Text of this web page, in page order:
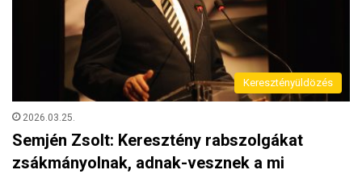
Keresztényüldözés
2026.03.25.
Semjén Zsolt: Keresztény rabszolgákat
zsákmányolnak, adnak-vesznek a mi